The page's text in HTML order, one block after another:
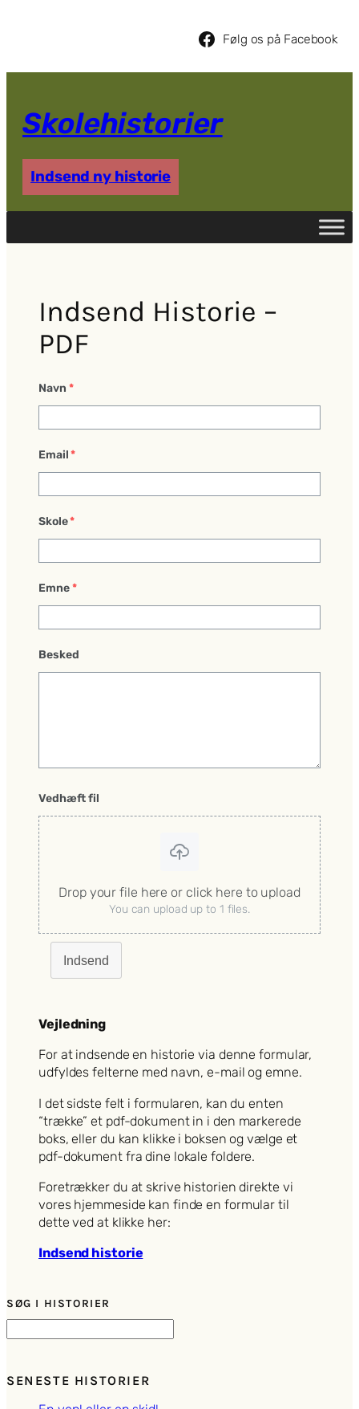
Følg os på Facebook
Skolehistorier
Indsend ny historie
Indsend Historie –
PDF
Navn *
Email *
Skole*
Emne*
Besked
Vedhæft fil
Drop your file here or click here to upload
You can upload up to 1 files.
Indsend
Vejledning
For at indsende en historie via denne formular,
udfyldes felterne med navn, e-mail og emne.
I det sidste felt i formularen, kan du enten
“trække” et pdf-dokument in i den markerede
boks, eller du kan klikke i boksen og vælge et
pdf-dokument fra dine lokale foldere.
Foretrækker du at skrive historien direkte vi
vores hjemmeside kan finde en formular til
dette ved at klikke her:
Indsend historie
SØG I HISTORIER
S
ø
SENESTE HISTORIER